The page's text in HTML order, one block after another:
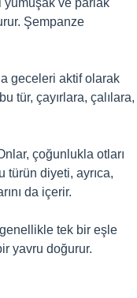
yumuşak ve parlak
Şempanze
geceleri aktif olarak
tür, çayırlara, çalılara,
çoğunlukla otları
türün diyeti, ayrıca,
da içerir.
genellikle tek bir eşle
yavru doğurur.